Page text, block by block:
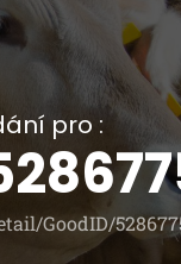
pro :
GoodID/